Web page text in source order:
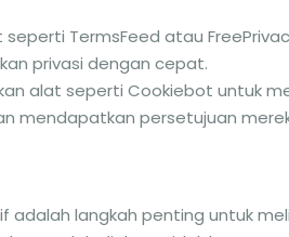
seperti TermsFeed atau
privasi dengan cepat.
alat seperti Cookiebot untuk
mendapatkan persetujuan
adalah langkah penting untuk